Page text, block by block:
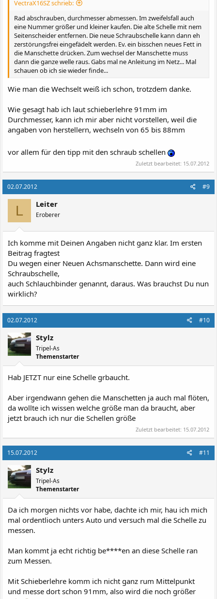
VectraX16SZ schrieb:
Rad abschrauben, durchmesser abmessen. Im zweifelsfall auch
eine Nummer größer und kleiner kaufen. Die alte Schelle mit nem
Seitenscheider entfernen. Die neue Schraubschelle kann dann eh
zerstörungsfrei eingefädelt werden. Ev. ein bisschen neues Fett in
die Manschette drücken. Zum wechsel der Manschette muss
dann die ganze welle raus. Gabs mal ne Anleitung im Netz... Mal
schauen ob ich sie wieder finde...
Wie man die Wechselt weiß ich schon, trotzdem danke.
Wie gesagt hab ich laut schieberlehre 91mm im
Durchmesser, kann ich mir aber nicht vorstellen, weil die
angaben von herstellern, wechseln von 65 bis 88mm
vor allem für den tipp mit den schraub schellen
Zuletzt bearbeitet: 15.07.2012
02.07.2012 #9
L Leiter
Eroberer
Ich komme mit Deinen Angaben nicht ganz klar. Im ersten
Beitrag fragtest
Du wegen einer Neuen Achsmanschette. Dann wird eine
Schraubschelle,
auch Schlauchbinder genannt, daraus. Was brauchst Du nun
wirklich?
02.07.2012 #10
Stylz
Tripel-As
Themenstarter
Hab JETZT nur eine Schelle grbaucht.
Aber irgendwann gehen die Manschetten ja auch mal flöten,
da wollte ich wissen welche größe man da braucht, aber
jetzt brauch ich nur die Schellen größe
Zuletzt bearbeitet: 15.07.2012
15.07.2012 #11
Stylz
Tripel-As
Themenstarter
Da ich morgen nichts vor habe, dachte ich mir, hau ich mich
mal ordentlioch unters Auto und versuch mal die Schelle zu
messen.
Man kommt ja echt richtig be****en an diese Schelle ran
zum Messen.
Mit Schieberlehre komm ich nicht ganz rum Mittelpunkt
und messe dort schon 91mm, also wird die noch größer